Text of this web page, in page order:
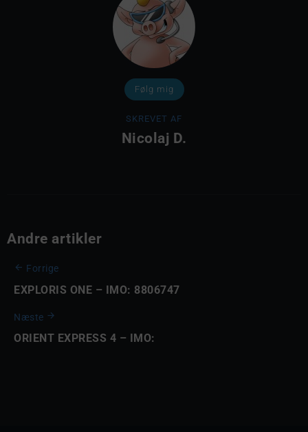
Følg mig
SKREVET AF
Nicolaj D.
Andre artikler
Forrige
EXPLORIS ONE – IMO: 8806747
Næste
ORIENT EXPRESS 4 – IMO: